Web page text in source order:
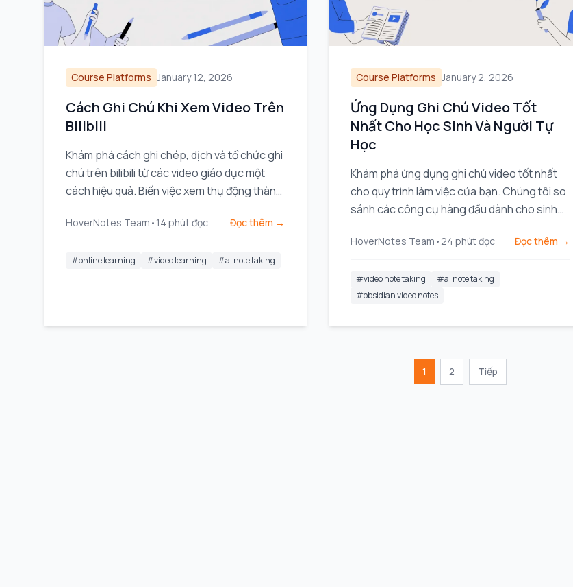
Course Platforms January 12, 2026
Cách Ghi Chú Khi Xem Video Trên
Bilibili
Khám phá cách ghi chép, dịch và tổ chức ghi
chú trên bilibili từ các video giáo dục một
cách hiệu quả. Biến việc xem thụ động thành
HoverNotes Team • 14 phút đọc Đọc thêm →
#online learning #video learning #ai note taking
Course Platforms January 2, 2026
Ứng Dụng Ghi Chú Video Tốt
Nhất Cho Học Sinh Và Người Tự
Học
Khám phá ứng dụng ghi chú video tốt nhất
cho quy trình làm việc của bạn. Chúng tôi so
sánh các công cụ hàng đầu dành cho sinh
Notion, và các khóa học trực tuyến.
HoverNotes Team • 24 phút đọc Đọc thêm →
#video note taking #ai note taking
#obsidian video notes
1 2 Tiếp